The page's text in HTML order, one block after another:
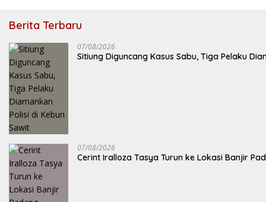
Berita Terbaru
07/08/2026
Sitiung Diguncang Kasus Sabu, Tiga Pelaku
07/08/2026
Cerint Iralloza Tasya Turun ke Lokasi Banjir